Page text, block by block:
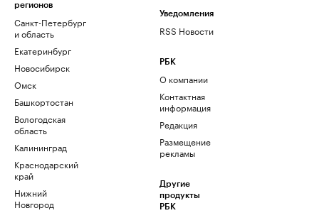
регионов
Санкт-Петербург
и область
Екатеринбург
Новосибирск
Омск
Башкортостан
Вологодская
область
Калининград
Краснодарский
край
Нижний
Новгород
Уведомления
RSS Новости
РБК
О компании
Контактная
информация
Редакция
Размещение
рекламы
Другие
продукты
РБК